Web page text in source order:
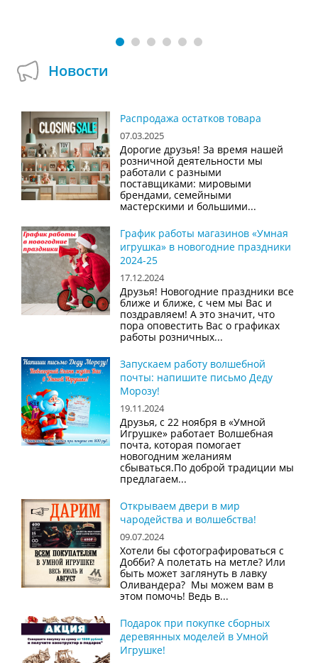
Новости
Распродажа остатков товара
07.03.2025
Дорогие друзья! За время нашей
розничной деятельности мы
работали с разными
поставщиками: мировыми
брендами, семейными
мастерскими и большими...
График работы магазинов «Умная
игрушка» в новогодние праздники
2024-25
17.12.2024
Друзья! Новогодние праздники все
ближе и ближе, с чем мы Вас и
поздравляем! А это значит, что
пора оповестить Вас о графиках
работы розничных...
Запускаем работу волшебной
почты: напишите письмо Деду
Морозу!
19.11.2024
Друзья, с 22 ноября в «Умной
Игрушке» работает Волшебная
почта, которая помогает
новогодним желаниям
сбываться.По доброй традиции мы
предлагаем...
Открываем двери в мир
чародейства и волшебства!
09.07.2024
Хотели бы сфотографироваться с
Добби? А полетать на метле? Или
быть может заглянуть в лавку
Оливандера? Мы можем вам в
этом помочь! Ведь в...
Подарок при покупке сборных
деревянных моделей в Умной
Игрушке!